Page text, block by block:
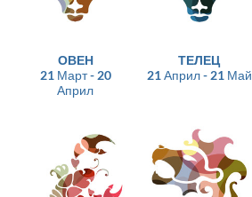
ОВЕН
21 Март - 20
Април
ТЕЛЕЦ
21 Април - 21 Май